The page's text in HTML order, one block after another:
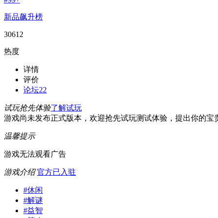
新品飙升榜
30612
热度
详情
评价
论坛22
试玩抢先体验了解试玩
游戏尚未发布正式版本，欢迎抢先试玩测试体验，提出你的宝
温馨提示
游戏无法观看广告
游戏介绍 官方已入驻
#休闲
#解谜
#益智